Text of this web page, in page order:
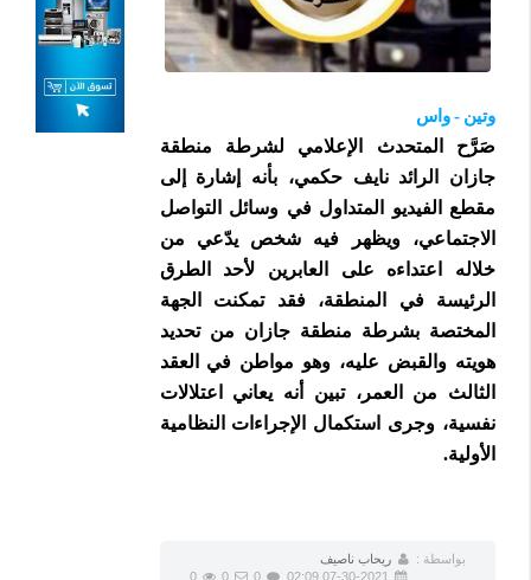
وتين - واس
صَرَّح المتحدث الإعلامي لشرطة منطقة
جازان الرائد نايف حكمي، بأنه إشارة إلى
مقطع الفيديو المتداول في وسائل التواصل
الاجتماعي، ويظهر فيه شخص يدّعي من
خلاله اعتداءه على العابرين لأحد الطرق
الرئيسة في المنطقة، فقد تمكنت الجهة
المختصة بشرطة منطقة جازان من تحديد
هويته والقبض عليه، وهو مواطن في العقد
الثالث من العمر، تبين أنه يعاني اعتلالات
نفسية، وجرى استكمال الإجراءات النظامية
الأولية.
بواسطة :
ريحاب ناصيف
0
0